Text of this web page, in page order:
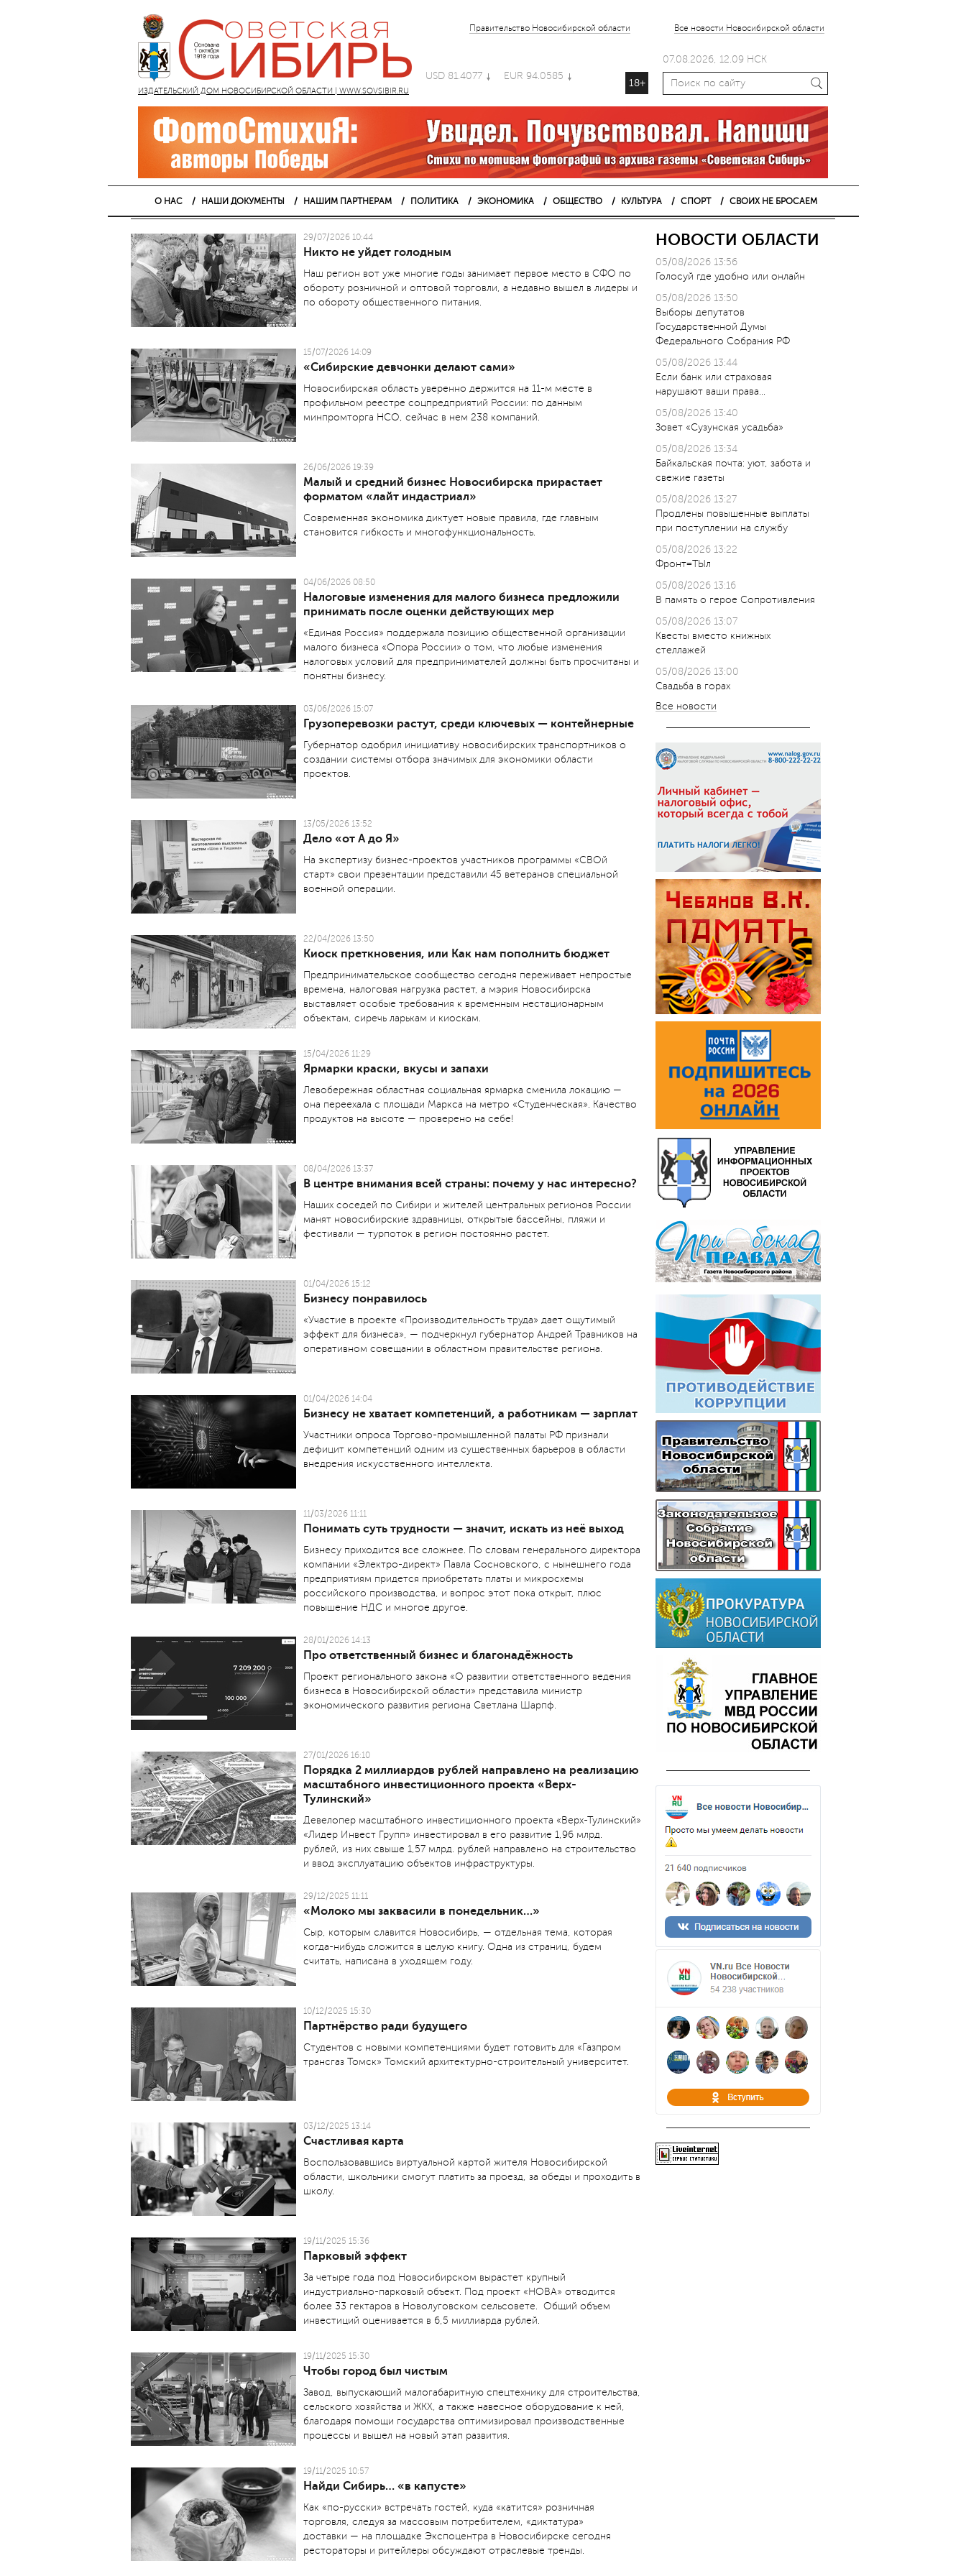
ИЗДАТЕЛЬСКИЙ ДОМ НОВОСИБИРСКОЙ ОБЛАСТИ | WWW.SOVSIBIR.RU
Правительство Новосибирской области Все новости Новосибирской области
USD 81.4077 EUR 94.0585
18+
07.08.2026, 12.09 НСК
О НАС НАШИ ДОКУМЕНТЫ НАШИМ ПАРТНЕРАМ ПОЛИТИКА ЭКОНОМИКА ОБЩЕСТВО КУЛЬТУРА СПОРТ СВОИХ НЕ БРОСАЕМ
29/07/2026 10:44
Никто не уйдет голодным
Наш регион вот уже многие годы занимает первое место в СФО по
обороту розничной и оптовой торговли, а недавно вышел в лидеры и
по обороту общественного питания.
15/07/2026 14:09
«Сибирские девчонки делают сами»
Новосибирская область уверенно держится на 11-м месте в
профильном реестре соцпредприятий России: по данным
минпромторга НСО, сейчас в нем 238 компаний.
26/06/2026 19:39
Малый и средний бизнес Новосибирска прирастает
форматом «лайт индастриал»
Современная экономика диктует новые правила, где главным
становится гибкость и многофункциональность.
04/06/2026 08:50
Налоговые изменения для малого бизнеса предложили
принимать после оценки действующих мер
«Единая Россия» поддержала позицию общественной организации
малого бизнеса «Опора России» о том, что любые изменения
налоговых условий для предпринимателей должны быть просчитаны и
понятны бизнесу.
03/06/2026 15:07
Грузоперевозки растут, среди ключевых — контейнерные
Губернатор одобрил инициативу новосибирских транспортников о
создании системы отбора значимых для экономики области
проектов.
13/05/2026 13:52
Дело «от А до Я»
На экспертизу бизнес-проектов участников программы «СВОй
старт» свои презентации представили 45 ветеранов специальной
военной операции.
22/04/2026 13:50
Киоск преткновения, или Как нам пополнить бюджет
Предпринимательское сообщество сегодня переживает непростые
времена, налоговая нагрузка растет, а мэрия Новосибирска
выставляет особые требования к временным нестационарным
объектам, сиречь ларькам и киоскам.
15/04/2026 11:29
Ярмарки краски, вкусы и запахи
Левобережная областная социальная ярмарка сменила локацию —
она переехала с площади Маркса на метро «Студенческая». Качество
продуктов на высоте — проверено на себе!
08/04/2026 13:37
В центре внимания всей страны: почему у нас интересно?
Наших соседей по Сибири и жителей центральных регионов России
манят новосибирские здравницы, открытые бассейны, пляжи и
фестивали — турпоток в регион постоянно растет.
01/04/2026 15:12
Бизнесу понравилось
«Участие в проекте «Производительность труда» дает ощутимый
эффект для бизнеса», — подчеркнул губернатор Андрей Травников на
оперативном совещании в областном правительстве региона.
01/04/2026 14:04
Бизнесу не хватает компетенций, а работникам — зарплат
Участники опроса Торгово-промышленной палаты РФ признали
дефицит компетенций одним из существенных барьеров в области
внедрения искусственного интеллекта.
11/03/2026 11:11
Понимать суть трудности — значит, искать из неё выход
Бизнесу приходится все сложнее. По словам генерального директора
компании «Электро-директ» Павла Сосновского, с нынешнего года
предприятиям придется приобретать платы и микросхемы
российского производства, и вопрос этот пока открыт, плюс
повышение НДС и многое другое.
28/01/2026 14:13
Про ответственный бизнес и благонадёжность
Проект регионального закона «О развитии ответственного ведения
бизнеса в Новосибирской области» представила министр
экономического развития региона Светлана Шарпф.
27/01/2026 16:10
Порядка 2 миллиардов рублей направлено на реализацию
масштабного инвестиционного проекта «Верх-
Тулинский»
Девелопер масштабного инвестиционного проекта «Верх-Тулинский»
«Лидер Инвест Групп» инвестировал в его развитие 1,96 млрд.
рублей, из них свыше 1,57 млрд. рублей направлено на строительство
и ввод эксплуатацию объектов инфраструктуры.
29/12/2025 11:11
«Молоко мы заквасили в понедельник…»
Сыр, которым славится Новосибирь, — отдельная тема, которая
когда-нибудь сложится в целую книгу. Одна из страниц, будем
считать, написана в уходящем году.
10/12/2025 15:30
Партнёрство ради будущего
Студентов с новыми компетенциями будет готовить для «Газпром
трансгаз Томск» Томский архитектурно-строи­тельный университет.
03/12/2025 13:14
Счастливая карта
Воспользовавшись виртуальной картой жителя Новосибирской
области, школьники смогут платить за проезд, за обеды и проходить в
школу.
19/11/2025 15:36
Парковый эффект
За четыре года под Новосибирском вырастет крупный
индустриально-парковый объект. Под проект «НОВА» отводится
более 33 гектаров в Новолуговском сельсовете. Общий объем
инвестиций оценивается в 6,5 миллиарда рублей.
19/11/2025 15:30
Чтобы город был чистым
Завод, выпускающий малогабаритную спецтехнику для строительства,
сельского хозяйства и ЖКХ, а также навесное оборудование к ней,
благодаря помощи государства оптимизировал производственные
процессы и вышел на новый этап развития.
19/11/2025 10:57
Найди Сибирь… «в капусте»
Как «по-русски» встречать гостей, куда «катится» розничная
торговля, следуя за массовым потребителем, «диктатура»
доставки — на площадке Экспоцентра в Новосибирске сегодня
рестораторы и ритейлеры обсуждают отраслевые тренды.
НОВОСТИ ОБЛАСТИ
05/08/2026 13:56
Голосуй где удобно или онлайн
05/08/2026 13:50
Выборы депутатов
Государственной Думы
Федерального Собрания РФ
05/08/2026 13:44
Если банк или страховая
нарушают ваши права…
05/08/2026 13:40
Зовет «Сузунская усадьба»
05/08/2026 13:34
Байкальская почта: уют, забота и
свежие газеты
05/08/2026 13:27
Продлены повышенные выплаты
при поступлении на службу
05/08/2026 13:22
Фронт=ТЫл
05/08/2026 13:16
В память о герое Сопротивления
05/08/2026 13:07
Квесты вместо книжных
стеллажей
05/08/2026 13:00
Свадьба в горах
Все новости